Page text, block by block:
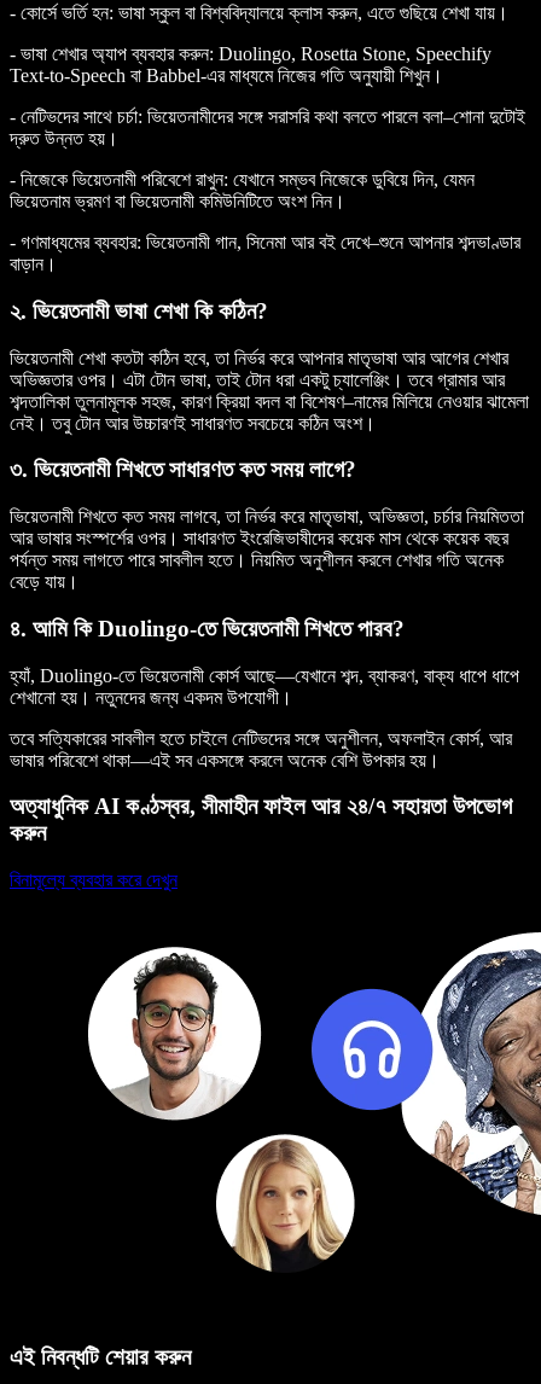
- কোর্সে ভর্তি হন: ভাষা স্কুল বা বিশ্ববিদ্যালয়ে ক্লাস করুন, এতে গুছিয়ে শেখা যায়।
- ভাষা শেখার অ্যাপ ব্যবহার করুন: Duolingo, Rosetta Stone, Speechify
Text-to-Speech বা Babbel-এর মাধ্যমে নিজের গতি অনুযায়ী শিখুন।
- নেটিভদের সাথে চর্চা: ভিয়েতনামীদের সঙ্গে সরাসরি কথা বলতে পারলে বলা–শোনা দুটোই
দ্রুত উন্নত হয়।
- নিজেকে ভিয়েতনামী পরিবেশে রাখুন: যেখানে সম্ভব নিজেকে ডুবিয়ে দিন, যেমন
ভিয়েতনাম ভ্রমণ বা ভিয়েতনামী কমিউনিটিতে অংশ নিন।
- গণমাধ্যমের ব্যবহার: ভিয়েতনামী গান, সিনেমা আর বই দেখে–শুনে আপনার শব্দভাণ্ডার
বাড়ান।
২. ভিয়েতনামী ভাষা শেখা কি কঠিন?
ভিয়েতনামী শেখা কতটা কঠিন হবে, তা নির্ভর করে আপনার মাতৃভাষা আর আগের শেখার
অভিজ্ঞতার ওপর। এটা টোন ভাষা, তাই টোন ধরা একটু চ্যালেঞ্জিং। তবে গ্রামার আর
শব্দতালিকা তুলনামূলক সহজ, কারণ ক্রিয়া বদল বা বিশেষণ–নামের মিলিয়ে নেওয়ার ঝামেলা
নেই। তবু টোন আর উচ্চারণই সাধারণত সবচেয়ে কঠিন অংশ।
৩. ভিয়েতনামী শিখতে সাধারণত কত সময় লাগে?
ভিয়েতনামী শিখতে কত সময় লাগবে, তা নির্ভর করে মাতৃভাষা, অভিজ্ঞতা, চর্চার নিয়মিততা
আর ভাষার সংস্পর্শের ওপর। সাধারণত ইংরেজিভাষীদের কয়েক মাস থেকে কয়েক বছর
পর্যন্ত সময় লাগতে পারে সাবলীল হতে। নিয়মিত অনুশীলন করলে শেখার গতি অনেক
বেড়ে যায়।
৪. আমি কি Duolingo-তে ভিয়েতনামী শিখতে পারব?
হ্যাঁ, Duolingo-তে ভিয়েতনামী কোর্স আছে—যেখানে শব্দ, ব্যাকরণ, বাক্য ধাপে ধাপে
শেখানো হয়। নতুনদের জন্য একদম উপযোগী।
তবে সত্যিকারের সাবলীল হতে চাইলে নেটিভদের সঙ্গে অনুশীলন, অফলাইন কোর্স, আর
ভাষার পরিবেশে থাকা—এই সব একসঙ্গে করলে অনেক বেশি উপকার হয়।
অত্যাধুনিক AI কণ্ঠস্বর, সীমাহীন ফাইল আর ২৪/৭ সহায়তা উপভোগ
করুন
বিনামূল্যে ব্যবহার করে দেখুন
এই নিবন্ধটি শেয়ার করুন